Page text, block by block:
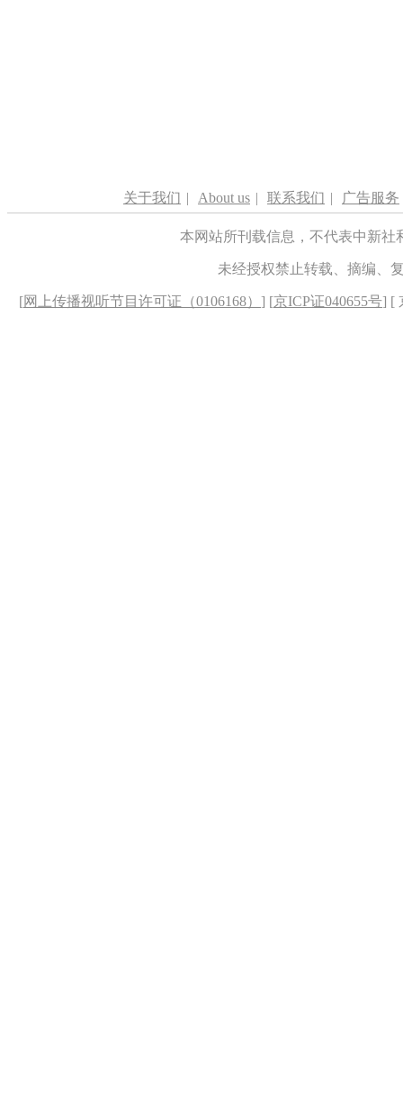
关于我们 | About us | 联系我们 | 广告服务
本网站所刊载信息，不代表中新
未经授权禁止转载、摘编、
[网上传播视听节目许可证（0106168） ] [京ICP证040655号] [